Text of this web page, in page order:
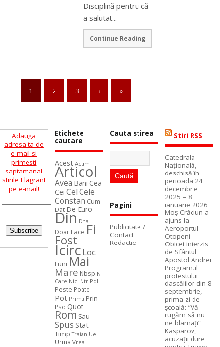
Disciplină pentru că
a salutat...
Continue Reading
1 2 3 › »
Adauga
adresa ta de
e-mail si
primesti
saptamanal
stirile Flagrant
pe e-mail!
Etichete
cautare
Acest Acum
Articol
Avea Bani Cea
Cei CelCele
Constan Cum
Dat De Euro
Din Dna
Doar Face Fi
Fost
Icirc Loc
Luni Mai
Mare Nbsp N
Care Nici Ntr Pdl
Peste Poate
Pot Prima Prin
Psd Quot
Rom Sau
Spus Stat
Timp Traian Ue
Urma Vrea
Cauta stirea
Pagini
Publicitate /
Contact
Redactie
Stiri RSS
Catedrala
Naţională,
deschisă în
perioada 24
decembrie
2025 – 8
ianuarie 2026
Moș Crăciun a
ajuns la
Aeroportul
Otopeni
Obicei interzis
de Sfântul
Apostol Andrei
Programul
protestului
dascălilor din 8
septembrie,
prima zi de
școală: ”Vă
rugăm să nu
ne blamați”
Kasparov,
acuzații dure